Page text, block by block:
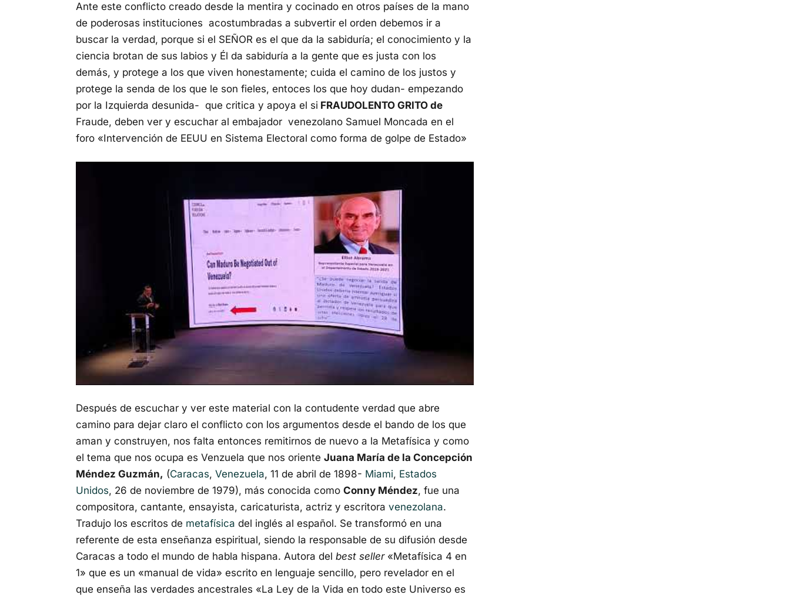
Ante este conflicto creado desde la mentira y cocinado en otros países de la mano
de poderosas instituciones acostumbradas a subvertir el orden debemos ir a
buscar la verdad, porque si el SEÑOR es el que da la sabiduría; el conocimiento y la
ciencia brotan de sus labios y Él da sabiduría a la gente que es justa con los
demás, y protege a los que viven honestamente; cuida el camino de los justos y
protege la senda de los que le son fieles, entoces los que hoy dudan- empezando
por la Izquierda desunida- que critica y apoya el si FRAUDOLENTO GRITO de
Fraude, deben ver y escuchar al embajador venezolano Samuel Moncada en el
foro «Intervención de EEUU en Sistema Electoral como forma de golpe de Estado»
Después de escuchar y ver este material con la contudente verdad que abre
camino para dejar claro el conflicto con los argumentos desde el bando de los que
aman y construyen, nos falta entonces remitirnos de nuevo a la Metafísica y como
el tema que nos ocupa es Venzuela que nos oriente Juana María de la Concepción
Méndez Guzmán, (Caracas, Venezuela, 11 de abril de 1898- Miami, Estados
Unidos, 26 de noviembre de 1979), más conocida como Conny Méndez, fue una
compositora, cantante, ensayista, caricaturista, actriz y escritora venezolana.
Tradujo los escritos de metafísica del inglés al español. Se transformó en una
referente de esta enseñanza espiritual, siendo la responsable de su difusión desde
Caracas a todo el mundo de habla hispana. Autora del best seller«Metafísica 4 en
1» que es un «manual de vida» escrito en lenguaje sencillo, pero revelador en el
que enseña las verdades ancestrales «La Ley de la Vida en todo este Universo es